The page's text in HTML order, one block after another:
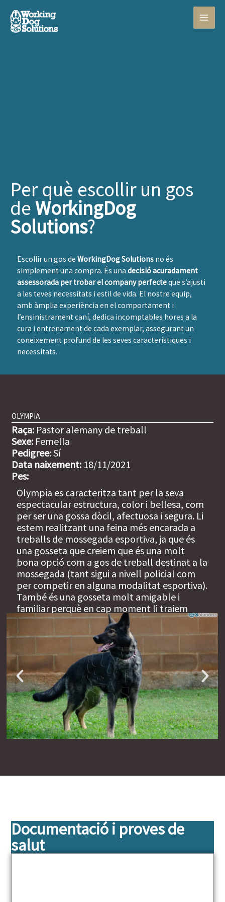
contingut
Per què escollir un gos
deWorkingDog
Solutions?
Escollir un gos de WorkingDog Solutions no és
simplement una compra. És una decisió acuradament
assessorada per trobar el company perfecteque s’ajusti
a les teves necessitats i estil de vida. El nostre equip,
amb àmplia experiència en el comportament i
l’ensinistrament caní, dedica incomptables hores a la
cura i entrenament de cada exemplar, assegurant un
coneixement profund de les seves característiques i
necessitats.
OLYMPIA
Raça: Pastor alemany de treball
Sexe: Femella
Pedigree: Sí
Data naixement: 18/11/2021
Pes:
Olympia es caracteritza tant per la seva
espectacular estructura, color i bellesa, com
per ser una gossa dòcil, afectuosa i segura. Li
estem realitzant una feina més encarada a
treballs de mossegada esportiva, ja que és
una gosseta que creiem que és una molt
bona opció com a gos de treball destinat a la
mossegada (tant sigui a nivell policial com
per competir en alguna modalitat esportiva).
També és una gosseta molt amigable i
familiar perquè en cap moment li traiem
agressivitat.
Documentació i proves de
salut